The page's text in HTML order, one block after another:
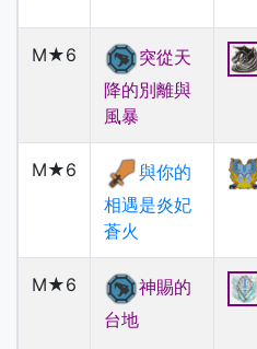
M★6
突從天
降的別離與
風暴
M★6
與你的
相遇是炎妃
蒼火
M★6
神賜的
台地